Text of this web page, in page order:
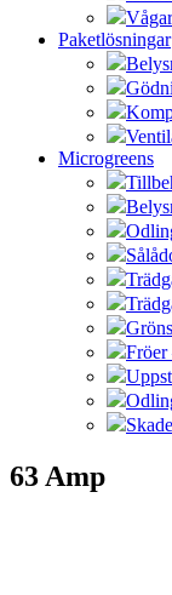
Paketlösningar
Microgreens
Fröer
63 Amp